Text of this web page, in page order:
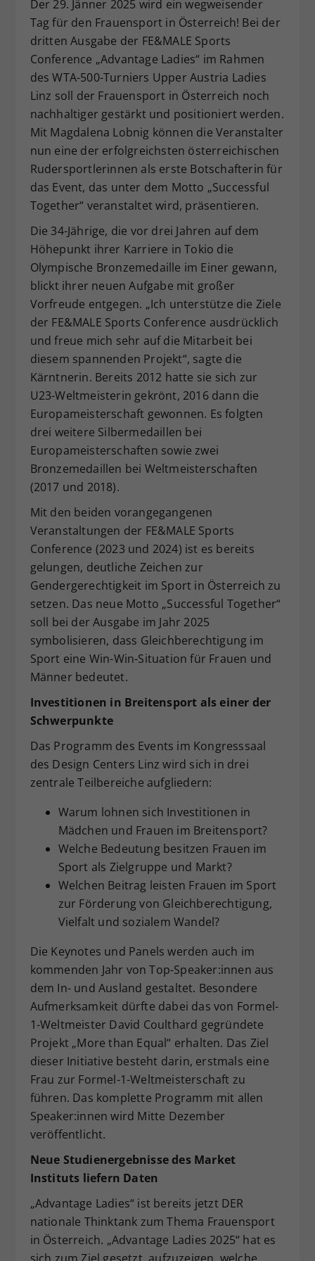
Der 29. Jänner 2025 wird ein wegweisender
Tag für den Frauensport in Österreich! Bei der
dritten Ausgabe der FE&MALE Sports
Conference „Advantage Ladies“ im Rahmen
des WTA-500-Turniers Upper Austria Ladies
Linz soll der Frauensport in Österreich noch
nachhaltiger gestärkt und positioniert werden.
Mit Magdalena Lobnig können die Veranstalter
nun eine der erfolgreichsten österreichischen
Rudersportlerinnen als erste Botschafterin für
das Event, das unter dem Motto „Successful
Together“ veranstaltet wird, präsentieren.
Die 34-Jährige, die vor drei Jahren auf dem
Höhepunkt ihrer Karriere in Tokio die
Olympische Bronzemedaille im Einer gewann,
blickt ihrer neuen Aufgabe mit großer
Vorfreude entgegen. „Ich unterstütze die Ziele
der FE&MALE Sports Conference ausdrücklich
und freue mich sehr auf die Mitarbeit bei
diesem spannenden Projekt“, sagte die
Kärntnerin. Bereits 2012 hatte sie sich zur
U23-Weltmeisterin gekrönt, 2016 dann die
Europameisterschaft gewonnen. Es folgten
drei weitere Silbermedaillen bei
Europameisterschaften sowie zwei
Bronzemedaillen bei Weltmeisterschaften
(2017 und 2018).
Mit den beiden vorangegangenen
Veranstaltungen der FE&MALE Sports
Conference (2023 und 2024) ist es bereits
gelungen, deutliche Zeichen zur
Gendergerechtigkeit im Sport in Österreich zu
setzen. Das neue Motto „Successful Together“
soll bei der Ausgabe im Jahr 2025
symbolisieren, dass Gleichberechtigung im
Sport eine Win-Win-Situation für Frauen und
Männer bedeutet.
Investitionen in Breitensport als einer der
Schwerpunkte
Das Programm des Events im Kongresssaal
des Design Centers Linz wird sich in drei
zentrale Teilbereiche aufgliedern:
Warum lohnen sich Investitionen in
Mädchen und Frauen im Breitensport?
Welche Bedeutung besitzen Frauen im
Sport als Zielgruppe und Markt?
Welchen Beitrag leisten Frauen im Sport
zur Förderung von Gleichberechtigung,
Vielfalt und sozialem Wandel?
Die Keynotes und Panels werden auch im
kommenden Jahr von Top-Speaker:innen aus
dem In- und Ausland gestaltet. Besondere
Aufmerksamkeit dürfte dabei das von Formel-
1-Weltmeister David Coulthard gegründete
Projekt „More than Equal“ erhalten. Das Ziel
dieser Initiative besteht darin, erstmals eine
Frau zur Formel-1-Weltmeisterschaft zu
führen. Das komplette Programm mit allen
Speaker:innen wird Mitte Dezember
veröffentlicht.
Neue Studienergebnisse des Market
Instituts liefern Daten
„Advantage Ladies“ ist bereits jetzt DER
nationale Thinktank zum Thema Frauensport
in Österreich. „Advantage Ladies 2025“ hat es
Zweck
Dieser Wert speichert Ihre Consent-
Einstellungen. Unter anderem eine
zufällig generierte ID, für die
historische Speicherung Ihrer
vorgenommen Einstellungen, falls der
Webseiten-Betreiber dies eingestellt
hat.